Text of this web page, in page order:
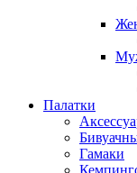
Палатки
Гамаки